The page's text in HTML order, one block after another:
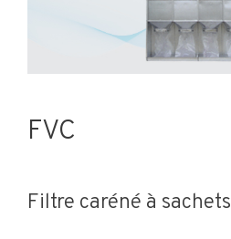
FVC
Filtre caréné à sachets